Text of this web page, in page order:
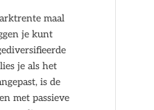
maal
je kunt
je als het
is de
met passieve